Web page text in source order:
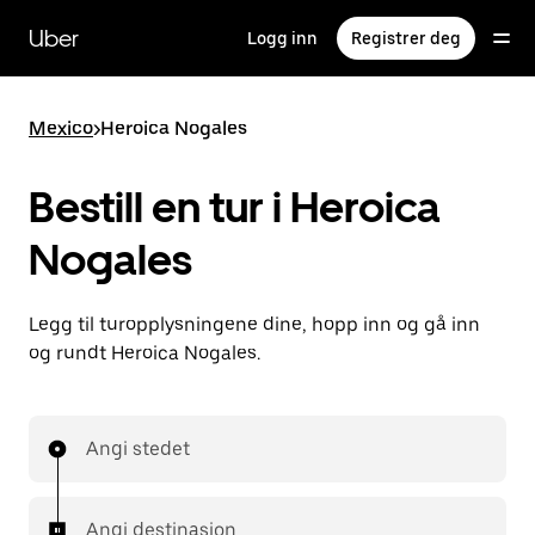
hovedinnholdet
Uber Logg inn Registrer deg
Mexico>Heroica Nogales
Bestill en tur i Heroica
Nogales
Legg til turopplysningene dine, hopp inn og gå inn
og rundt Heroica Nogales.
Angi stedet
Angi destinasjon